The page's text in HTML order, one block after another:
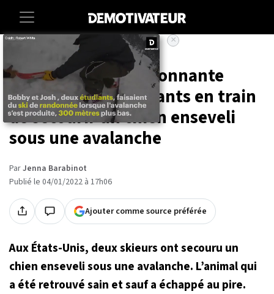
Societe Animaux
Une vidéo impressionnante
montre deux étudiants en train
de secourir un chien enseveli
sous une avalanche
ParJenna Barabinot
Publié le 04/01/2022 à 17h06
Ajouter comme source préférée
×
Aux États-Unis, deux skieurs ont secouru un
chien enseveli sous une avalanche. L’animal qui
a été retrouvé sain et sauf a échappé au pire.